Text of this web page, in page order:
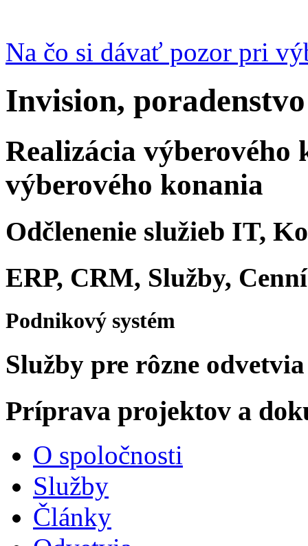
Na čo si dávať pozor pri
Invision,
Realizácia
výberového konania
Odčlenenie služieb IT,
ERP, CRM, Služby,
Podnikový systém
Služby pre rôzne odvetvia
Príprava projektov a
O spoločnosti
Služby
Články